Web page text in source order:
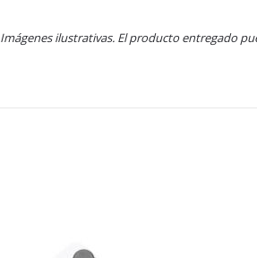
Imágenes ilustrativas. El producto entregado